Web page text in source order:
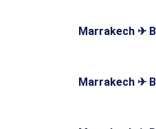
Marrakech ✈
Marrakech ✈